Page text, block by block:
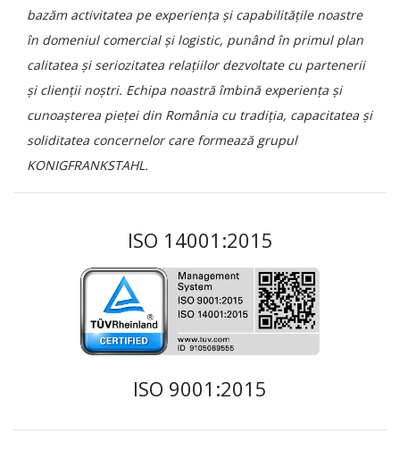
bazăm activitatea pe experiența și capabilitățile noastre
în domeniul comercial și logistic, punând în primul plan
calitatea și seriozitatea relațiilor dezvoltate cu partenerii
și clienții noștri. Echipa noastră îmbină experiența și
cunoașterea pieței din România cu tradiția, capacitatea și
soliditatea concernelor care formează grupul
KONIGFRANKSTAHL.
ISO 14001:2015
ISO 9001:2015